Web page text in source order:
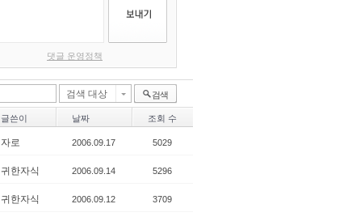
댓글 운영정책
검색 대상 검색
글쓴이 날짜 조회 수
자로 2006.09.17 5029
귀한자식 2006.09.14 5296
귀한자식 2006.09.12 3709